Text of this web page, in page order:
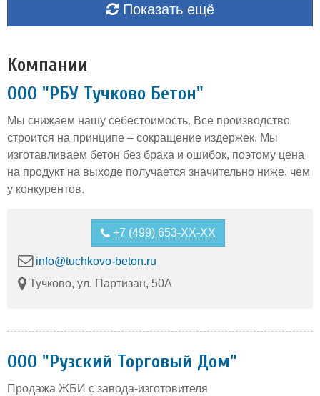
Показать ещё
Компании
ООО "РБУ Тучково Бетон"
Мы снижаем нашу себестоимость. Все производство
строится на принципе – сокращение издержек. Мы
изготавливаем бетон без брака и ошибок, поэтому цена
на продукт на выходе получается значительно ниже, чем
у конкурентов.
+7 (499) 653-XX-XX
info@tuchkovo-beton.ru
Тучково, ул. Партизан, 50А
ООО "Рузский Торговый Дом"
Продажа ЖБИ с завода-изготовителя